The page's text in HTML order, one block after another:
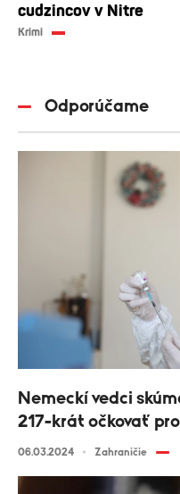
cudzincov v Nitre
Krimi
Odporúčame
Nemeckí vedci
217-krát očkovať
06.03.2024 Zahraničie